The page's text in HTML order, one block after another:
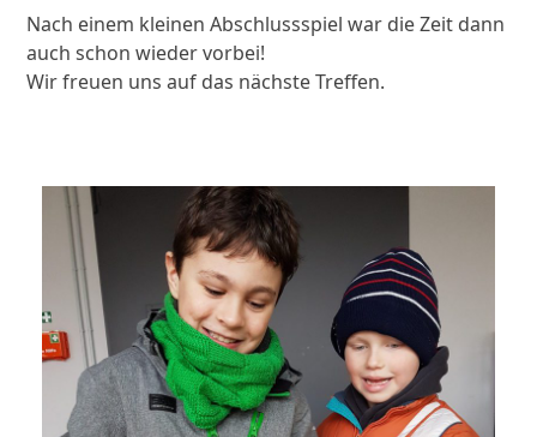
Nach einem kleinen Abschlussspiel war die Zeit dann
auch schon wieder vorbei!
Wir freuen uns auf das nächste Treffen.